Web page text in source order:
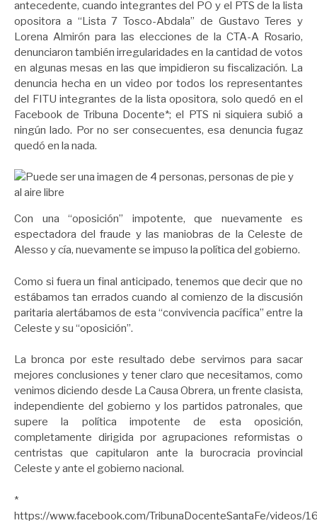
antecedente, cuando integrantes del PO y el PTS de la lista
opositora a “Lista 7 Tosco-Abdala” de Gustavo Teres y
Lorena Almirón para las elecciones de la CTA-A Rosario,
denunciaron también irregularidades en la cantidad de votos
en algunas mesas en las que impidieron su fiscalización. La
denuncia hecha en un video por todos los representantes
del FITU integrantes de la lista opositora, solo quedó en el
Facebook de Tribuna Docente*; el PTS ni siquiera subió a
ningún lado. Por no ser consecuentes, esa denuncia fugaz
quedó en la nada.
Con una “oposición” impotente, que nuevamente es
espectadora del fraude y las maniobras de la Celeste de
Alesso y cía, nuevamente se impuso la política del gobierno.
Como si fuera un final anticipado, tenemos que decir que no
estábamos tan errados cuando al comienzo de la discusión
paritaria alertábamos de esta “convivencia pacífica” entre la
Celeste y su “oposición”.
La bronca por este resultado debe servirnos para sacar
mejores conclusiones y tener claro que necesitamos, como
venimos diciendo desde La Causa Obrera, un frente clasista,
independiente del gobierno y los partidos patronales, que
supere la política impotente de esta oposición,
completamente dirigida por agrupaciones reformistas o
centristas que capitularon ante la burocracia provincial
Celeste y ante el gobierno nacional.
*
https://www.facebook.com/TribunaDocenteSantaFe/